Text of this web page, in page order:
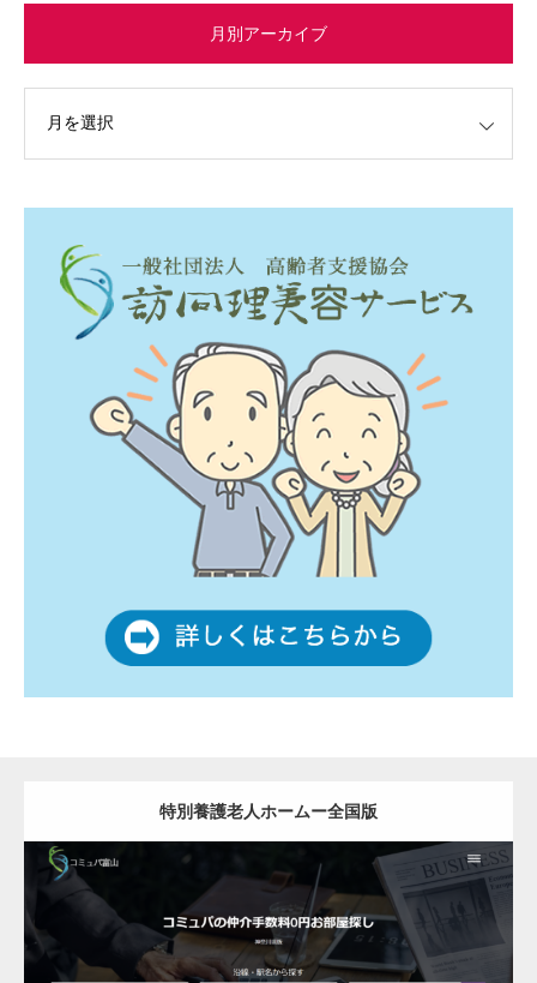
月別アーカイブ
特別養護老人ホームー全国版
更新日： 2023.03.09